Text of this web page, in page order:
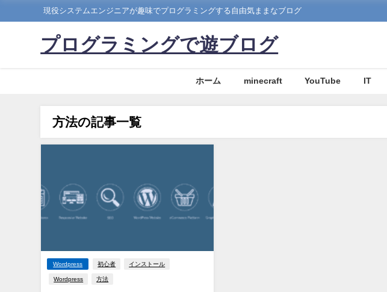
現役システムエンジニアが趣味でプログラミングする自由気ままなブログ
プログラミングで遊ブログ
ホーム minecraft YouTube IT
方法の記事一覧
Wordpress 初心者 インストール
Wordpress 方法